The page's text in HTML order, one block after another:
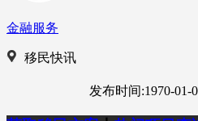
金融服务
移民快讯
发布时间:1970-01-